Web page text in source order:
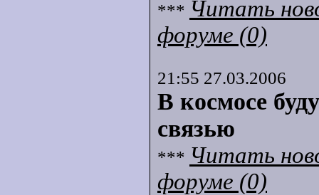
*** Читать
форуме (0)
21:55 27.03.2006
В космосе
связью
*** Читать
форуме (0)